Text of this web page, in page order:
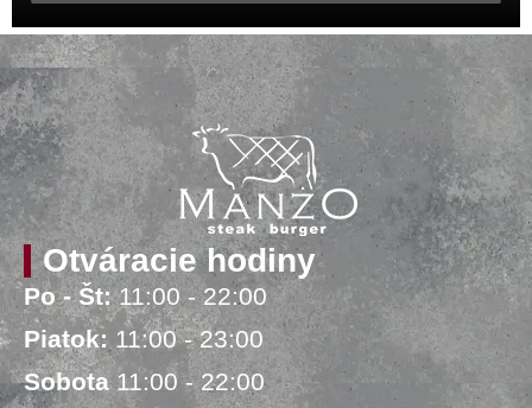
Otváracie hodiny
Po - Št:11:00 - 22:00
Piatok: 11:00 - 23:00
Sobota11:00 - 22:00